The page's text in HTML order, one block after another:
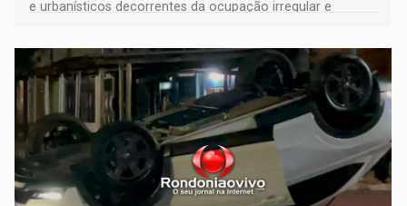
e urbanísticos decorrentes da ocupação irregular e